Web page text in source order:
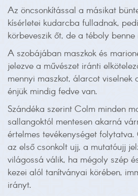
Az öncsonkítással a másikat
kísérletei kudarcba fulladnak,
körbeveszik őt, de a téboly
A szobájában maszkok és
jelezve a művészet iránti
mennyi maszkot, álarcot viselnek
énjük mindig fedve van.
Szándéka szerint Colm minden
sallangoktól mentesen akarná
értelmes tevékenységet
az első csonkolt ujj, a mutatóujj
világossá válik, ha mégoly szép
kezei alól tanítványai körében,
irányt.